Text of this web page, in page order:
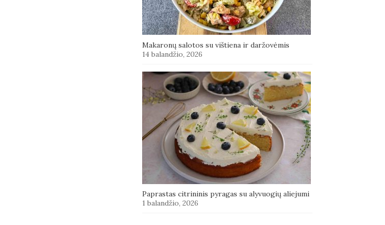
Makaronų salotos su vištiena ir daržovėmis
14 balandžio, 2026
Paprastas citrininis pyragas su alyvuogių aliejumi
1 balandžio, 2026